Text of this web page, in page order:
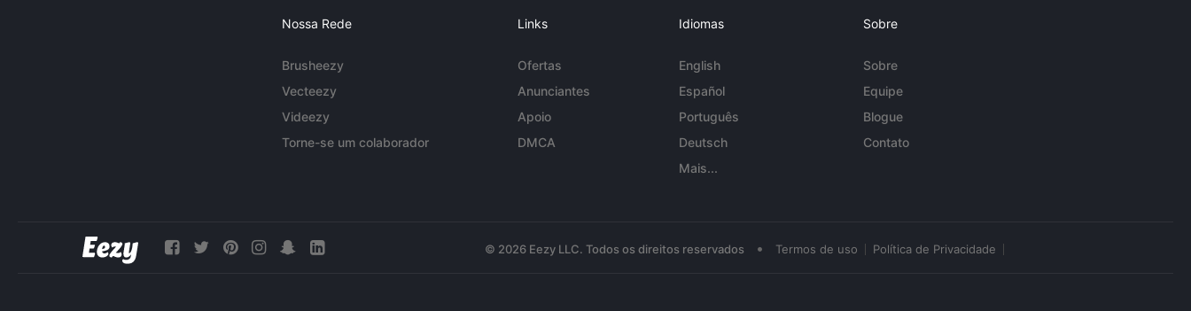
Nossa Rede
Brusheezy
Vecteezy
Videezy
Torne-se um colaborador
Links
Ofertas
Anunciantes
Apoio
DMCA
Idiomas
English
Español
Português
Deutsch
Mais...
Sobre
Sobre
Equipe
Blogue
Contato
© 2026 Eezy LLC. Todos os direitos reservados • Termos de uso Política de Privacidade